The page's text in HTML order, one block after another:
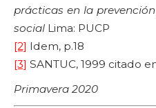
prácticas en la
social Lima: PUCP
[2] Idem, p.18
[3] SANTUC, 1999 citado
Primavera 2020